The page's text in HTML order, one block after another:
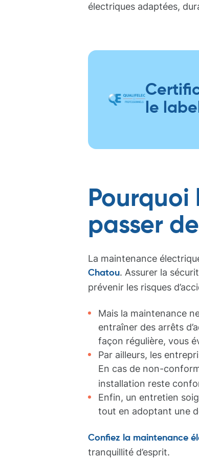
électriques adaptées,
le
Pourquoi
passer
La maintenance
Chatou. Assurer la
prévenir les risques
Mais la maintenance
entraîner des arrêts
façon régulière, vous
Par ailleurs, les
En cas de non-
installation reste
Enfin, un entretien
tout en adoptant une
Confiez la maintenance
tranquillité d’esprit.